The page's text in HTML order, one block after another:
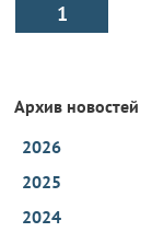
1
Архив новостей
2026
2025
2024